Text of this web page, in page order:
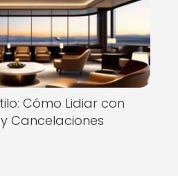
Cómo Lidiar con
Cancelaciones